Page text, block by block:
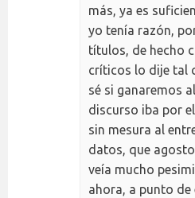
más, ya es
yo tenía razón,
títulos, de hecho
críticos lo dije tal
sé si ganaremos
discurso iba por
sin mesura al
datos, que
veía mucho
ahora, a punto